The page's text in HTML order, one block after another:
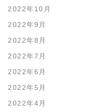
2022年10月
2022年9月
2022年8月
2022年7月
2022年6月
2022年5月
2022年4月